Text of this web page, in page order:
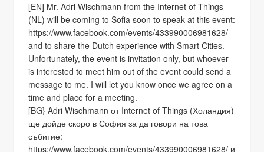
[EN] Mr. Adri Wischmann from the Internet of Things
(NL) will be coming to Sofia soon to speak at this event:
https://www.facebook.com/events/433990006981628/
and to share the Dutch experience with Smart Cities.
Unfortunately, the event is invitation only, but whoever
is interested to meet him out of the event could send a
message to me. I will let you know once we agree on a
time and place for a meeting.
[BG} Adri Wischmann от Internet of Things (Холандия)
ще дойде скоро в София за да говори на това
събитие:
https://www.facebook.com/events/433990006981628/ и